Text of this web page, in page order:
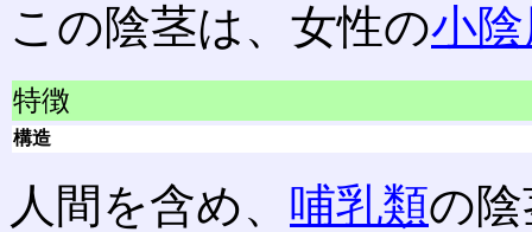
この陰茎は、女性の小
特徴
構造
人間を含め、 哺乳類の